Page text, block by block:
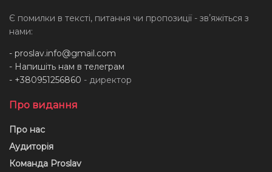
Є помилки в тексті, питання чи пропозиції - звʼяжіться з
нами:
- proslav.info@gmail.com
- Напишіть нам в телеграм
- +380951256860 - директор
Про видання
Про нас
Аудиторія
Команда Proslav